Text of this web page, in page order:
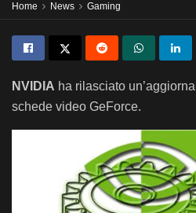
Home News Gaming
NVIDIA ha rilasciato
schede video GeForce.